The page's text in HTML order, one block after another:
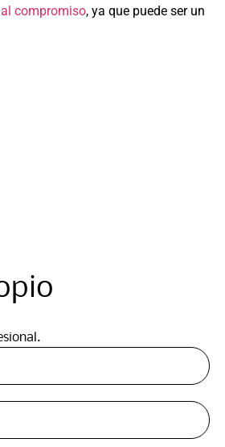
compromiso, ya que puede ser un